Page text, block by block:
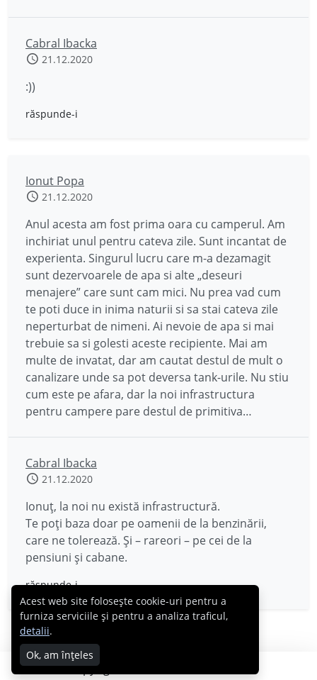
Cabral Ibacka
21.12.2020
:))
răspunde-i
Ionut Popa
21.12.2020
Anul acesta am fost prima oara cu camperul. Am
inchiriat unul pentru cateva zile. Sunt incantat de
experienta. Singurul lucru care m-a dezamagit
sunt dezervoarele de apa si alte „deseuri
menajere” care sunt cam mici. Nu prea vad cum
te poti duce in inima naturii si sa stai cateva zile
neperturbat de nimeni. Ai nevoie de apa si mai
trebuie sa si golesti aceste recipiente. Mai am
multe de invatat, dar am cautat destul de mult o
canalizare unde sa pot deversa tank-urile. Nu stiu
cum este pe afara, dar la noi infrastructura
pentru campere pare destul de primitiva…
Cabral Ibacka
21.12.2020
Ionuț, la noi nu există infrastructură.
Te poți baza doar pe oamenii de la benzinării,
care ne tolerează. Și – rareori – pe cei de la
pensiuni și cabane.
răspunde-i
Copyright © 2007 - 2026 Cabral.ro
Acest web site folosește cookie-uri pentru a
furniza serviciile și pentru a analiza traficul,
detalii.
Ok, am înțeles